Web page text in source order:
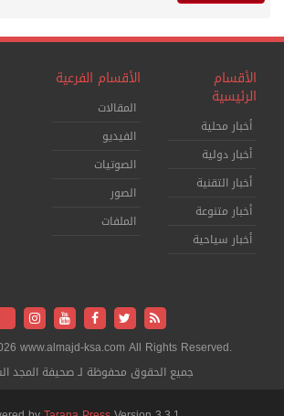
الأقسام
الرئيسية
أخبار محلية
أخبار دولية
أخبار التقنية
أخبار متنوعة
أخبار سياحية
الأقسام الفرعية
المقالات
الفيديو
الصوتيات
الصور
الملفات
www.almajd-ksa.com All Rights Reserved.
جميع الحقوق محفوظة لـ صحيفة المجد